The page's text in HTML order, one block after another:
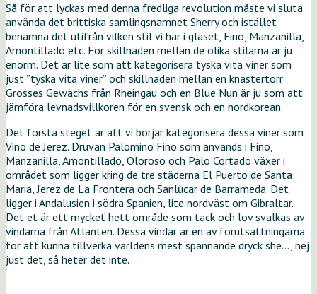
Så för att lyckas med denna fredliga revolution måste vi sluta
använda det brittiska samlingsnamnet Sherry och istället
benämna det utifrån vilken stil vi har i glaset, Fino, Manzanilla,
Amontillado etc. För skillnaden mellan de olika stilarna är ju
enorm. Det är lite som att kategorisera tyska vita viner som
just ”tyska vita viner” och skillnaden mellan en knastertorr
Grosses Gewächs från Rheingau och en Blue Nun är ju som att
jämföra levnadsvillkoren för en svensk och en nordkorean.
Det första steget är att vi börjar kategorisera dessa viner som
Vino de Jerez. Druvan Palomino Fino som används i Fino,
Manzanilla, Amontillado, Oloroso och Palo Cortado växer i
området som ligger kring de tre städerna El Puerto de Santa
Maria, Jerez de La Frontera och Sanlùcar de Barrameda. Det
ligger i Andalusien i södra Spanien, lite nordväst om Gibraltar.
Det et är ett mycket hett område som tack och lov svalkas av
vindarna från Atlanten. Dessa vindar är en av förutsättningarna
för att kunna tillverka världens mest spännande dryck she…, nej
just det, så heter det inte.